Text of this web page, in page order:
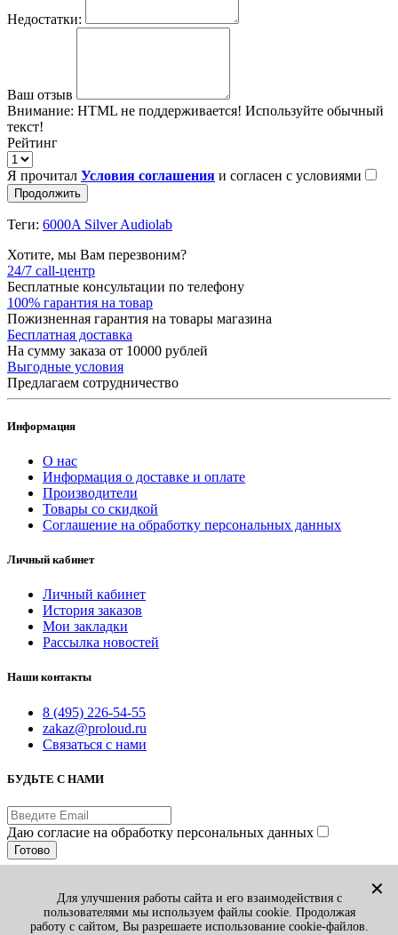
Недостатки:
Ваш отзыв
Внимание: HTML не поддерживается! Используйте обычный
текст!
Рейтинг
Я прочитал Условия соглашения и согласен с условиями
Продолжить
Теги: 6000A Silver Audiolab
Хотите, мы Вам перезвоним?
24/7 call-центр
Бесплатные консультации по телефону
100% гарантия на товар
Пожизненная гарантия на товары магазина
Бесплатная доставка
На сумму заказа от 10000 рублей
Выгодные условия
Предлагаем сотрудничество
Информация
О нас
Информация о доставке и оплате
Производители
Товары со скидкой
Соглашение на обработку персональных данных
Личный кабинет
Личный кабинет
История заказов
Мои закладки
Рассылка новостей
Наши контакты
8 (495) 226-54-55
zakaz@proloud.ru
Связаться с нами
БУДЬТЕ С НАМИ
Даю согласие на обработку персональных данных
Готово
Принимаем к оплате:
Вы смотрели 1
✕
Для улучшения работы сайта и его взаимодействия с
пользователями мы используем файлы cookie. Продолжая
работу с сайтом, Вы разрешаете использование cookie-файлов.